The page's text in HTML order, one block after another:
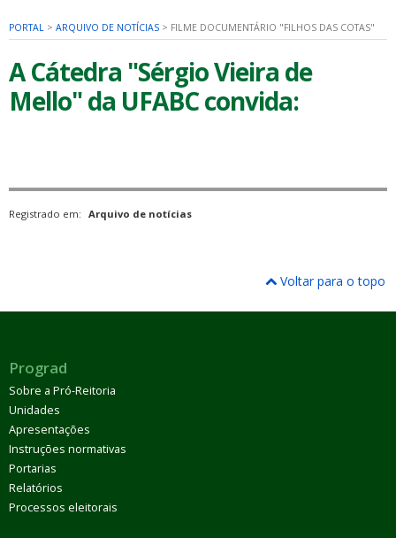
PORTAL > ARQUIVO DE NOTÍCIAS > FILME DOCUMENTÁRIO "FILHOS DAS COTAS"
A Cátedra "Sérgio Vieira de
Mello" da UFABC convida:
Registrado em: Arquivo de notícias
Voltar para o topo
Prograd
Sobre a Pró-Reitoria
Unidades
Apresentações
Instruções normativas
Portarias
Relatórios
Processos eleitorais